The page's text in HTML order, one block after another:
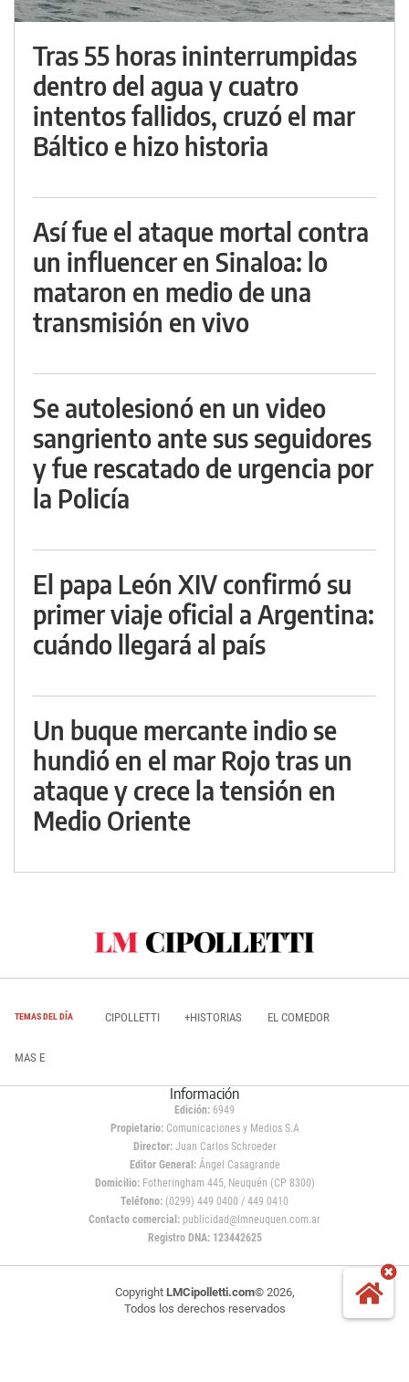
Tras 55 horas ininterrumpidas
dentro del agua y cuatro
intentos fallidos, cruzó el mar
Báltico e hizo historia
Así fue el ataque mortal contra
un influencer en Sinaloa: lo
mataron en medio de una
transmisión en vivo
Se autolesionó en un video
sangriento ante sus seguidores
y fue rescatado de urgencia por
la Policía
El papa León XIV confirmó su
primer viaje oficial a Argentina:
cuándo llegará al país
Un buque mercante indio se
hundió en el mar Rojo tras un
ataque y crece la tensión en
Medio Oriente
TEMAS DEL DÍA CIPOLLETTI +HISTORIAS EL COMEDOR
MAS E
Información
Edición: 6949
Propietario:Comunicaciones y Medios S.A
Director: Juan Carlos Schroeder
Editor General:Ángel Casagrande
Domicilio:Fotheringham 445, Neuquén (CP 8300)
Teléfono: (0299) 449 0400 / 449 0410
Contacto comercial: publicidad@lmneuquen.com.ar
Registro DNA: 123442625
Copyright LMCipolletti.com© 2026,
Todos los derechos reservados